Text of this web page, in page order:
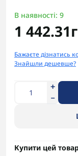
В наявності: 9
1
Бажаєте дізнатись
Знайшли дешевше?
Купити цей